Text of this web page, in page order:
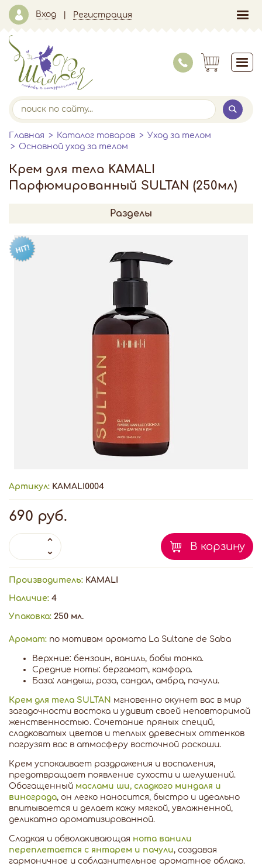
Вход Регистрация
Главная Каталог товаров
Уход за телом
Основной уход за телом
Крем для тела KAMALI
Парфюмированный SULTAN (250мл)
Разделы
Артикул: KAMALI0004
690 руб.
В корзину
Производитель: KAMALI
Наличие: 4
Упаковка: 250 мл.
Аромат: по мотивам аромата La Sultane de Saba
Верхние: бензоин, ваниль, бобы тонка.
Средние ноты: бергамот, камфора.
База: ландыш, роза, сандал, амбра, пачули.
Крем для тела SULTAN мгновенно окунет вас в мир
загадочности востока и удивит своей неповторимой
женственностью. Сочетание пряных специй,
сладковатых цветов и теплых древесных оттенков
погрузят вас в атмосферу восточной роскоши.
Крем успокаивает раздражения и воспаления,
предотвращает появление сухости и шелушений.
Обогащенный маслами ши, сладкого миндаля и
винограда, он легко наносится, быстро и идеально
впитывается и делает кожу мягкой, увлажненной,
деликатно ароматизированной.
Сладкая и обволакивающая нота ванили
переплетается с янтарем и пачули, создавая
гармоничное и соблазнительное ароматное облако.